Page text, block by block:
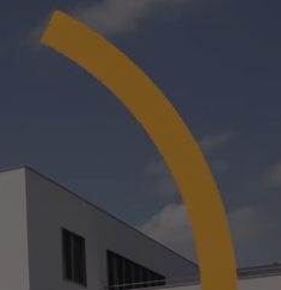
PHOTOS
GRAPHISME
CONTENUS RADIO & TV